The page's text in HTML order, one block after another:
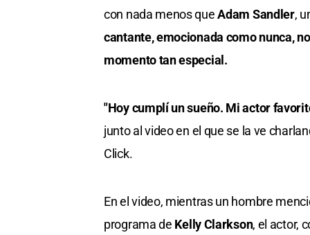
con nada menos queAdam Sandler,
cantante, emocionada como nunca,
momento tan especial.
"Hoy cumplí un sueño. Mi actor
junto al video en el que se la ve
Click.
En el video, mientras un hombre
programa de Kelly Clarkson, el actor,